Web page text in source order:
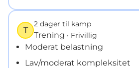
T
2 dager til kamp
Trening • Frivillig
Moderat belastning
Lav/moderat kompleksitet